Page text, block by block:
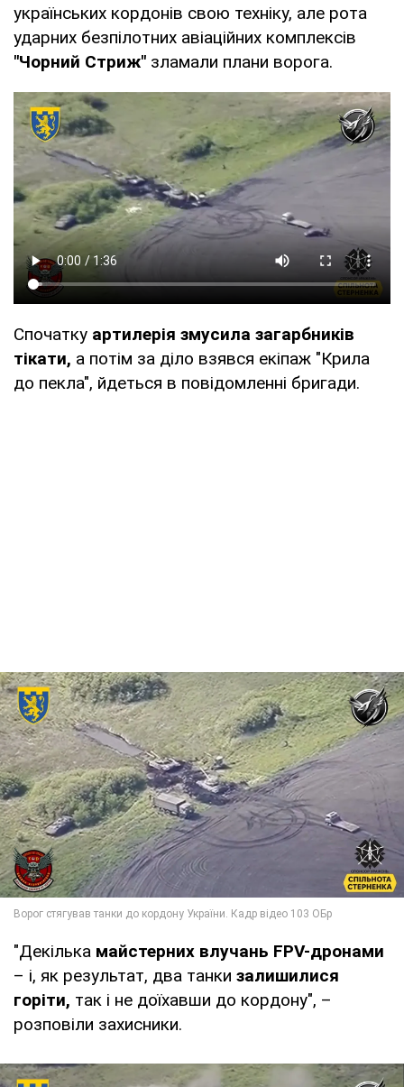
українських кордонів свою техніку, але рота
ударних безпілотних авіаційних комплексів
"Чорний Стриж" зламали плани ворога.
Спочатку артилерія змусила загарбників
тікати, а потім за діло взявся екіпаж "Крила
до пекла", йдеться в повідомленні бригади.
"Декілька майстерних влучань FPV-дронами
– і, як результат, два танки залишилися
горіти, так і не доїхавши до кордону", –
розповіли захисники.